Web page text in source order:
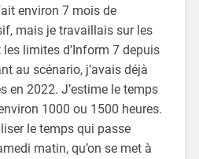
environ 7 mois de
mais je travaillais sur les
limites d’Inform 7 depuis
au scénario, j’avais déjà
en 2022. J’estime le temps
1000 ou 1500 heures.
le temps qui passe
matin, qu’on se met à